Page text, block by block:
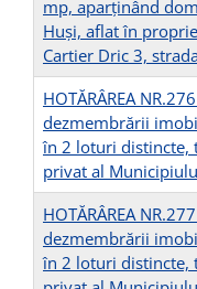
mp, aparţinând
Huşi, aflat în
Cartier Dric 3,
HOTĂRÂREA
dezmembrării
în 2 loturi distincte,
privat al
HOTĂRÂREA
dezmembrării
în 2 loturi distincte,